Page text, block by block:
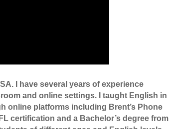
I have several years of experience
and online settings. I taught English in
online platforms including Brent’s Phone
certification and a Bachelor’s degree from